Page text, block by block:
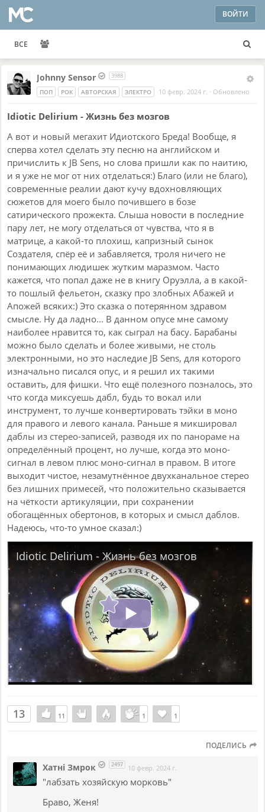
ВОЙТИ
ВСЕ
Johnny Sensor 3988
ПОП РОК АВТОРСКАЯ ЭЛЕКТРО 10 февр. 2024 г. · Обновлено
Idiotic Delirium - Жизнь без мозгов
А вот и новый мегахит Идиотского Бреда! Вообще, я
сперва хотел сделать эту песню на английском и
причислить к JB Sens, но слова пришли как по наитию,
и я уже не мог от них отделаться:) Благо (или не благо),
современные реалии дают кучу вдохновляющих
сюжетов для моего было почившего в бозе
сатирического прожекта. Слыша новости в последние
пару лет, не могу отделаться от чувства, что я в
матрице, а какой-то плохиш, капризный сынок
Создателя, спёр её и забавляется, троля ничего не
понимающих людишек жутким маразмом. Часто
кажется, что попал даже не в книгу Оруэлла, а в какой-
то пошлый фельетон, сказку про злобных Абажей и
Апожей всяких:) Это сказка о потерянном здравом
смысле. Ну да ладно... В данном опусе мне самому
наиболее нравится то, как сыграл на басу. Барабаны
можно было сделать и более живыми, не столь
электронными, но это наследие JB Sens, для которого
изначально писался опус, и я решил их такими
оставить, для фишки. Что ещё полезного позналось, это
что когда миксуешь дабл, будь то вокал или
инструмент, то лучше конвертировать тэйки в моно
для правого и левого канала. Раньше я микшировал
даблы из стерео-записей, разводя их по панораме на
определённый процент, но лучше, когда это моно-
сигнал в левом плюс моно-сигнал в правом. В итоге
выходит чистое, незамутнённое двухканальное стерео
без лишних примесей, что положительно сказывается
на чёткости артикуляции, при сохранении
обогащённых обертонов, в которых и смысл даблов.
Надеюсь, что-то умное сказал:)
Idiotic Delirium - Жизнь без мозгов
13 11
11 11 11
ПОДЕЛИСЬ
Хатнi Змрок 2497 10 февр. 2024 г.
"лабзать хозяйскую морковь"
Браво, Женя!